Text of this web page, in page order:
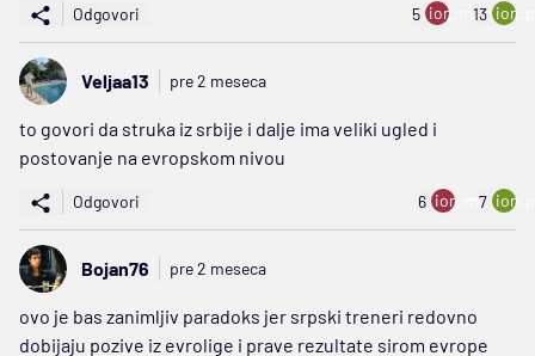
Odgovori 5 ion:minus
13
Veljaa13 pre 2 meseca
to govori da struka iz srbije i dalje ima veliki ugled i
postovanje na evropskom nivou
Odgovori 6 ion:minus
7
Bojan76 pre 2 meseca
ovo je bas zanimljiv paradoks jer srpski treneri redovno
dobijaju pozive iz evrolige i prave rezultate sirom evrope